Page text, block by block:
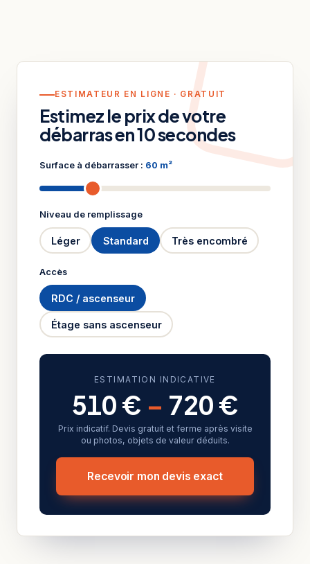
ESTIMATEUR EN LIGNE · GRATUIT
Estimez le prix de votre
débarras en 10 secondes
Surface à débarrasser : 60 m²
Niveau de remplissage
Léger Standard Très encombré
Accès
RDC / ascenseur
Étage sans ascenseur
ESTIMATION INDICATIVE
510 € – 720 €
Prix indicatif. Devis gratuit et ferme après visite
ou photos, objets de valeur déduits.
Recevoir mon devis exact